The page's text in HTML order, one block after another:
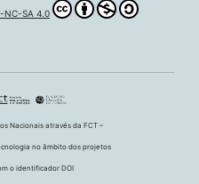
NC-SA 4.0
Nacionais através da FCT –
no âmbito dos projetos
o identificador DOI